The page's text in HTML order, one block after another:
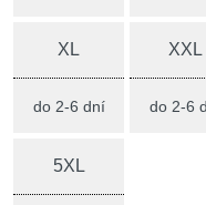
XL
do 2-6 dní
XXL
do 2-6
5XL